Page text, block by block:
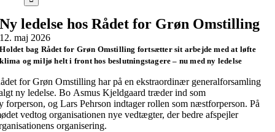
Ny ledelse hos Rådet for Grøn Omstilling
12. maj 2026
Holdet bag Rådet for Grøn Omstilling fortsætter sit arbejde med at løfte
klima og miljø helt i front hos beslutningstagere – nu med ny ledelse
for Grøn Omstilling har på en ekstraordinær generalforsamling
ny ledelse. Bo Asmus Kjeldgaard træder ind som
forperson, og Lars Pehrson indtager rollen som næstforperson. På
vedtog organisationen nye vedtægter, der bedre afspejler
organisering.